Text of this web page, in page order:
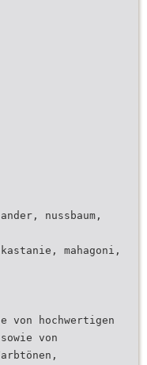
nussbaum,
mahagoni,
von hochwertigen
von